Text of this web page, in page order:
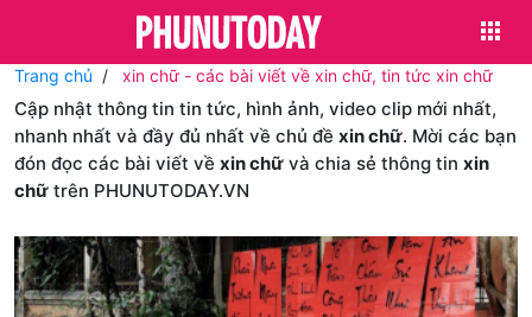
Trang chủ xin chữ - các bài viết về xin chữ, tin tức xin chữ
Cập nhật thông tin tin tức, hình ảnh, video clip mới nhất,
nhanh nhất và đầy đủ nhất về chủ đề xin chữ. Mời các bạn
đón đọc các bài viết về xin chữ và chia sẻ thông tin xin
chữ trên PHUNUTODAY.VN